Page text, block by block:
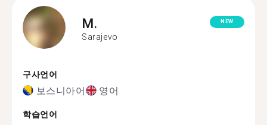
M.
Sarajevo
NEW
구사언어
보스니아어 영어
학습언어